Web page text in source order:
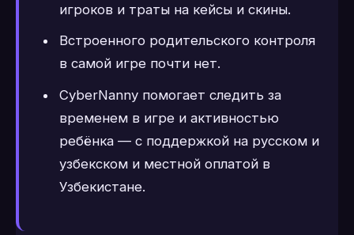
игроков и траты на кейсы и скины.
Встроенного родительского контроля
в самой игре почти нет.
CyberNanny помогает следить за
временем в игре и активностью
ребёнка — с поддержкой на русском и
узбекском и местной оплатой в
Узбекистане.